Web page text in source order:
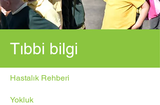
Tıbbi bilgi
Hastalık Rehberi
Yokluk